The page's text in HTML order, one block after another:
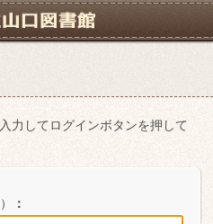
力してログインボタンを押して
：